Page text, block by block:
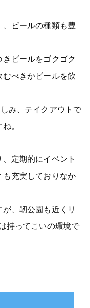
ビールの種類も豊
ビールをゴクゴク
べきかビールを飲
み、テイクアウトで
。
定期的にイベント
充実しておりなか
、靭公園も近くリ
持ってこいの環境で